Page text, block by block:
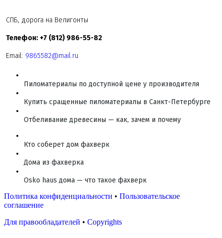
СПБ, дорога на Велигонты
Телефон: +7 (812) 986-55-82
Email: 9865582@mail.ru
Пиломатериалы по доступной цене у производителя
Купить сращенные пиломатериалы в Санкт-Петербурге
Отбеливание древесины — как, зачем и почему
Кто соберет дом фахверк
Дома из фахверка
Osko haus дома — что такое фахверк
Политика конфиденциальности • Пользовательское
соглашение
Для правообладателей • Copyrights